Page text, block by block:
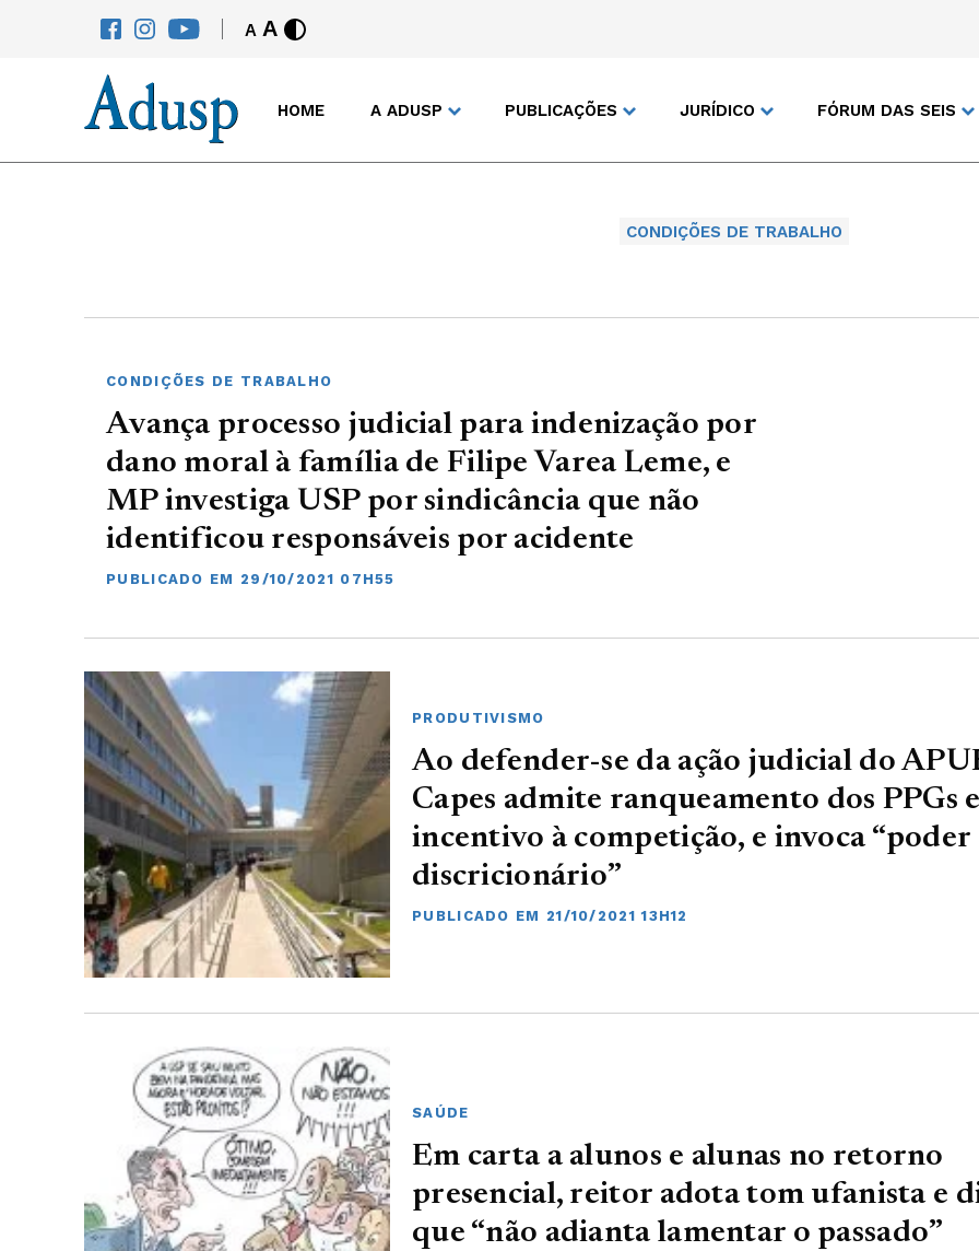
A A
HOME A ADUSP PUBLICAÇÕES JURÍDICO FÓRUM DAS SEIS
CONDIÇÕES DE TRABALHO
CONDIÇÕES DE TRABALHO
Avança processo judicial para indenização por
dano moral à família de Filipe Varea Leme, e
MP investiga USP por sindicância que não
identificou responsáveis por acidente
PUBLICADO EM 29/10/2021 07H55
PRODUTIVISMO
Ao defender-se da ação judicial do
Capes admite ranqueamento dos PPGs
incentivo à competição, e invoca “poder
discricionário”
PUBLICADO EM 21/10/2021 13H12
SAÚDE
Em carta a alunos e alunas no retorno
presencial, reitor adota tom ufanista e
que “não adianta lamentar o passado”